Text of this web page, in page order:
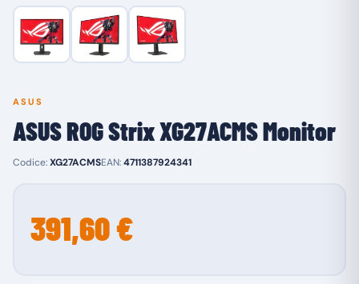
ASUS
ASUS ROG Strix XG27ACMS Monitor
Codice:XG27ACMSEAN:4711387924341
391,60 €